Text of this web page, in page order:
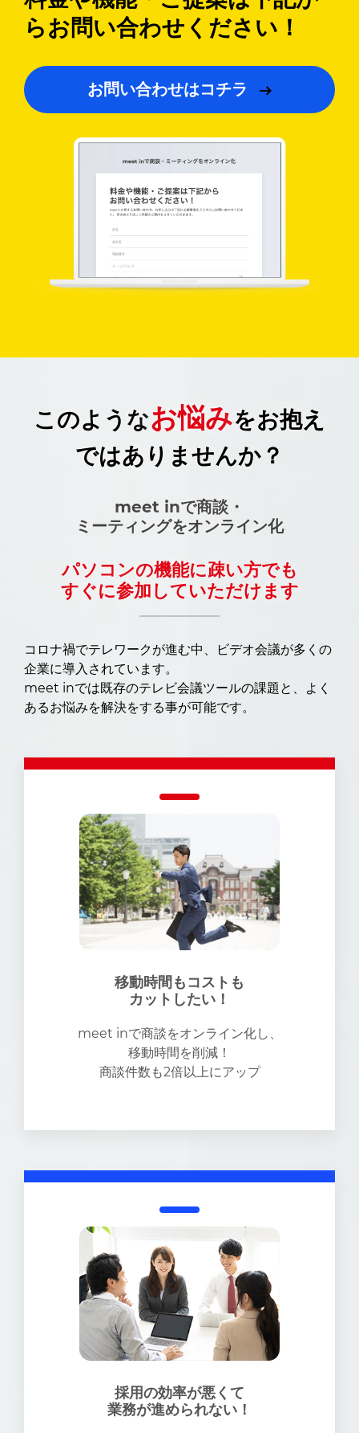
らお問い合わせください！
お問い合わせはコチラ
このようなお悩みをお抱え
ではありませんか？
meet inで商談・
ミーティングをオンライン化
パソコンの機能に疎い方でも
すぐに参加していただけます
コロナ禍でテレワークが進む中、ビデオ会議が多くの
企業に導入されています。
meet inでは既存のテレビ会議ツールの課題と、よく
あるお悩みを解決をする事が可能です。
移動時間もコストも
カットしたい！
meet inで商談をオンライン化し、
移動時間を削減！
商談件数も2倍以上にアップ
採用の効率が悪くて
業務が進められない！